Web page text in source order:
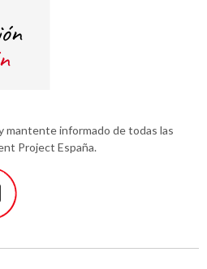
mantente informado de todas las
Project España.